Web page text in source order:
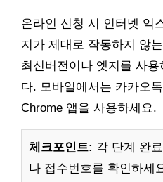
온라인 신청 시 인터넷 익
지가 제대로 작동하지 않
최신버전이나 엣지를 사
다. 모바일에서는 카카오
Chrome 앱을 사용하세요.
체크포인트: 각 단계 완
나 접수번호를 확인하세